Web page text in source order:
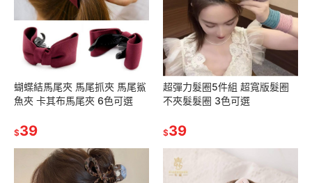
蝴蝶結馬尾夾 馬尾抓夾 馬尾鯊
魚夾 卡其布馬尾夾 6色可選
$39
超彈力髮圈5件組 超寬版髮圈
不夾髮髮圈 3色可選
$39